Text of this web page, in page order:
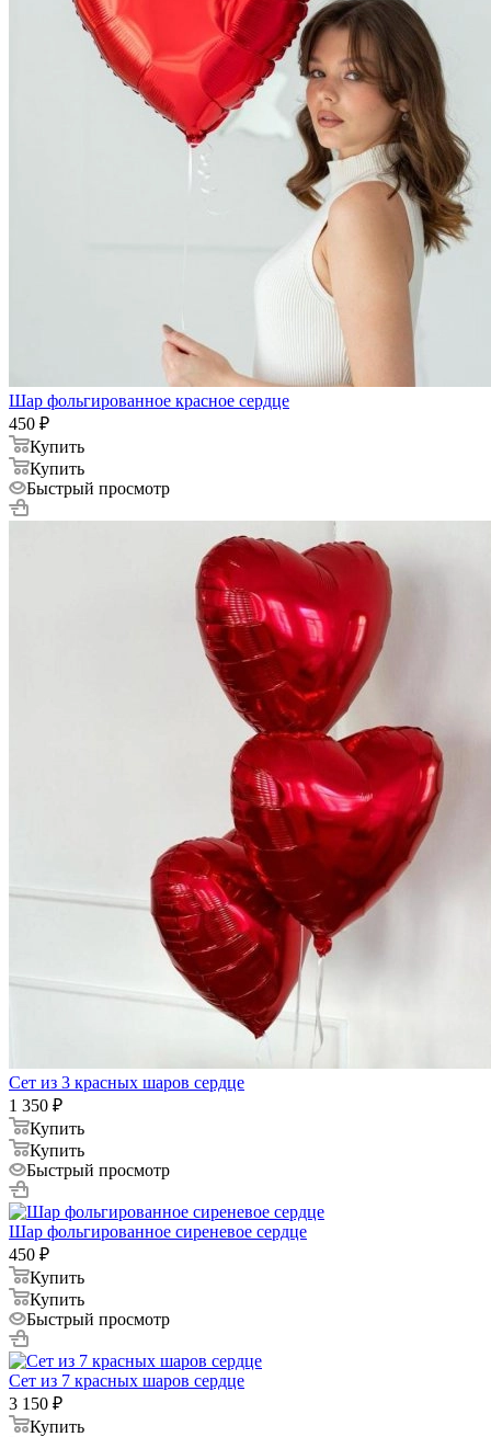
Шар фольгированное красное сердце
450 ₽
Купить
Купить
Быстрый просмотр
Сет из 3 красных шаров сердце
1 350 ₽
Купить
Купить
Быстрый просмотр
Шар фольгированное сиреневое сердце
450 ₽
Купить
Купить
Быстрый просмотр
Сет из 7 красных шаров сердце
3 150 ₽
Купить